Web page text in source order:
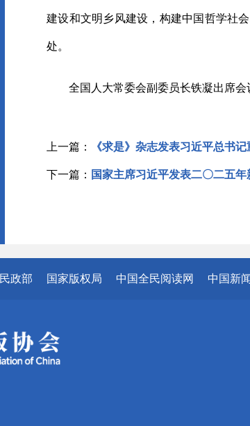
建设和文明乡风建设，构建中国哲学社
处。
全国人大常委会副委员长铁凝出席会
上一篇： 《求是》杂志发表习近平总书
下一篇： 国家主席习近平发表二〇二五年
民政部 国家版权局 中国全民阅读网 中国新